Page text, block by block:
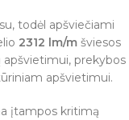
todėl apšviečiami
2312 lm/m šviesos
prekybos
apšvietimui.
įtampos kritimą